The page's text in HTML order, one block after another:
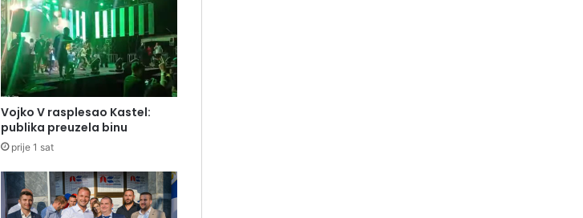
Vojko V rasplesao Kastel:
publika preuzela binu
prije 1 sat